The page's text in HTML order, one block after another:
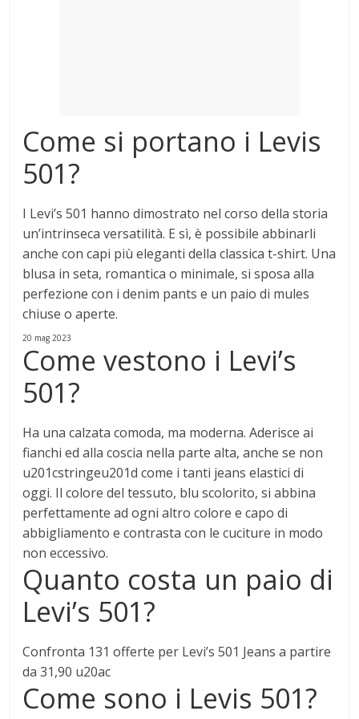
Come si portano i Levis
501?
I Levi’s 501 hanno dimostrato nel corso della storia
un’intrinseca versatilità. E sì, è possibile abbinarli
anche con capi più eleganti della classica t-shirt. Una
blusa in seta, romantica o minimale, si sposa alla
perfezione con i denim pants e un paio di mules
chiuse o aperte.
20 mag 2023
Come vestono i Levi’s
501?
Ha una calzata comoda, ma moderna. Aderisce ai
fianchi ed alla coscia nella parte alta, anche se non
u201cstringeu201d come i tanti jeans elastici di
oggi. Il colore del tessuto, blu scolorito, si abbina
perfettamente ad ogni altro colore e capo di
abbigliamento e contrasta con le cuciture in modo
non eccessivo.
Quanto costa un paio di
Levi’s 501?
Confronta 131 offerte per Levi’s 501 Jeansa partire
da 31,90 u20ac
Come sono i Levis 501?